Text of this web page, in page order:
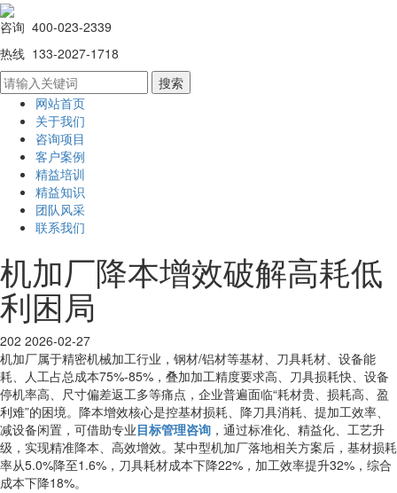
咨询 400-023-2339
热线 133-2027-1718
网站首页
关于我们
咨询项目
客户案例
精益培训
精益知识
团队风采
联系我们
机加厂降本增效破解高耗低
利困局
202 2026-02-27
机加厂属于精密机械加工行业，钢材/铝材等基材、刀具耗材、设备能
耗、人工占总成本75%-85%，叠加加工精度要求高、刀具损耗快、设备
停机率高、尺寸偏差返工多等痛点，企业普遍面临“耗材贵、损耗高、盈
利难”的困境。降本增效核心是控基材损耗、降刀具消耗、提加工效率、
减设备闲置，可借助专业目标管理咨询 ，通过标准化、精益化、工艺升
级，实现精准降本、高效增效。某中型机加厂落地相关方案后，基材损耗
率从5.0%降至1.6%，刀具耗材成本下降22%，加工效率提升32%，综合
成本下降18%。